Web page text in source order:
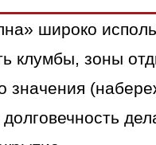
широко
клумбы, зоны
значения
долговечность